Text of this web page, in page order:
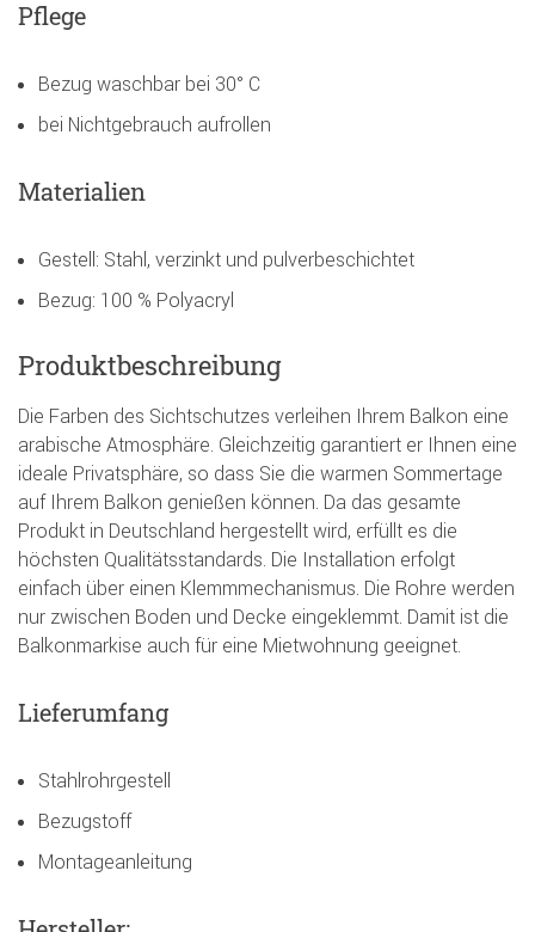
Pflege
Bezug waschbar bei 30° C
bei Nichtgebrauch aufrollen
Materialien
Gestell: Stahl, verzinkt und pulverbeschichtet
Bezug: 100 % Polyacryl
Produktbeschreibung
Die Farben des Sichtschutzes verleihen Ihrem Balkon eine
arabische Atmosphäre. Gleichzeitig garantiert er Ihnen eine
ideale Privatsphäre, so dass Sie die warmen Sommertage
auf Ihrem Balkon genießen können. Da das gesamte
Produkt in Deutschland hergestellt wird, erfüllt es die
höchsten Qualitätsstandards. Die Installation erfolgt
einfach über einen Klemmmechanismus. Die Rohre werden
nur zwischen Boden und Decke eingeklemmt. Damit ist die
Balkonmarkise auch für eine Mietwohnung geeignet.
Lieferumfang
Stahlrohrgestell
Bezugstoff
Montageanleitung